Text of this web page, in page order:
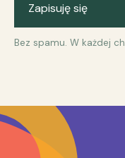
Zapisuję się
Bez spamu. W każdej